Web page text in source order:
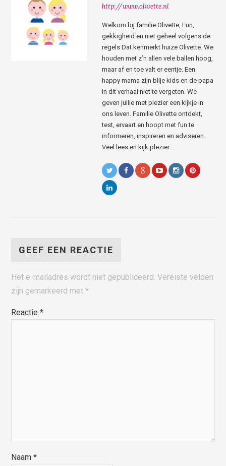
http://www.olivette.nl
Welkom bij familie Olivette, Fun,
gekkigheid en niet geheel volgens de
regels Dat kenmerkt huize Olivette. We
houden met z’n allen vele ballen hoog,
maar af en toe valt er eentje. Een
happy mama zijn blije kids en de papa
in dit verhaal niet te vergeten. We
geven jullie met plezier een kijkje in
ons leven. Familie Olivette ontdekt,
test, ervaart en hoopt met fun te
informeren, inspireren en adviseren.
Veel lees en kijk plezier.
GEEF EEN REACTIE
Het e-mailadres wordt niet gepubliceerd. Vereiste velden
zijn gemarkeerd met*
Reactie*
Naam*